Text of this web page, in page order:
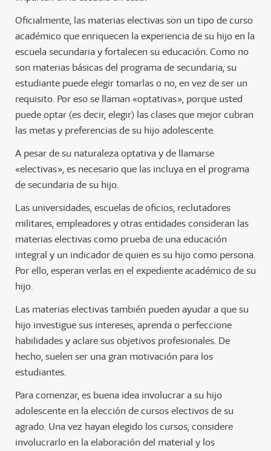
Oficialmente, las materias electivas son un tipo de curso
académico que enriquecen la experiencia de su hijo en la
escuela secundaria y fortalecen su educación. Como no
son materias básicas del programa de secundaria, su
estudiante puede elegir tomarlas o no, en vez de ser un
requisito. Por eso se llaman «optativas», porque usted
puede optar (es decir, elegir) las clases que mejor cubran
las metas y preferencias de su hijo adolescente.
A pesar de su naturaleza optativa y de llamarse
«electivas», es necesario que las incluya en el programa
de secundaria de su hijo.
Las universidades, escuelas de oficios, reclutadores
militares, empleadores y otras entidades consideran las
materias electivas como prueba de una educación
integral y un indicador de quien es su hijo como persona.
Por ello, esperan verlas en el expediente académico de su
hijo.
Las materias electivas también pueden ayudar a que su
hijo investigue sus intereses, aprenda o perfeccione
habilidades y aclare sus objetivos profesionales. De
hecho, suelen ser una gran motivación para los
estudiantes.
Para comenzar, es buena idea involucrar a su hijo
adolescente en la elección de cursos electivos de su
agrado. Una vez hayan elegido los cursos, considere
involucrarlo en la elaboración del material y los